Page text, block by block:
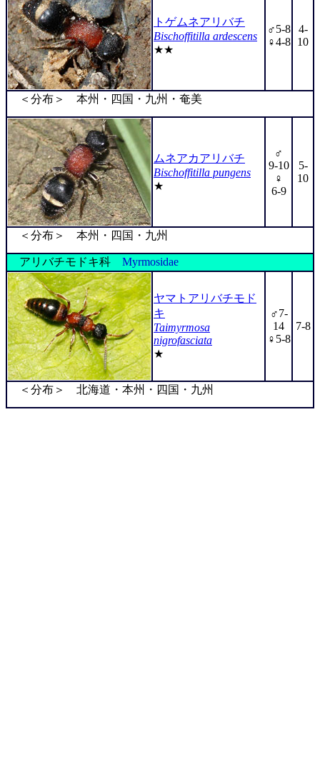
トゲムネアリバチ
Bischoffitilla ardescens
★★
♂5-8
♀4-8
4-
10
＜分布＞ 本州・四国・九州・奄美
ムネアカアリバチ
Bischoffitilla pungens
★
♂
9-10
♀
6-9
5-
10
＜分布＞ 本州・四国・九州
アリバチモドキ科 Myrmosidae
ヤマトアリバチモド
キ
Taimyrmosa
nigrofasciata
★
♂7-
14
♀5-8
7-8
＜分布＞ 北海道・本州・四国・九州